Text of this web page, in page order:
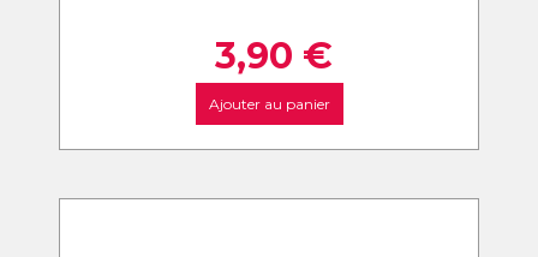
3,90 €
Ajouter au panier